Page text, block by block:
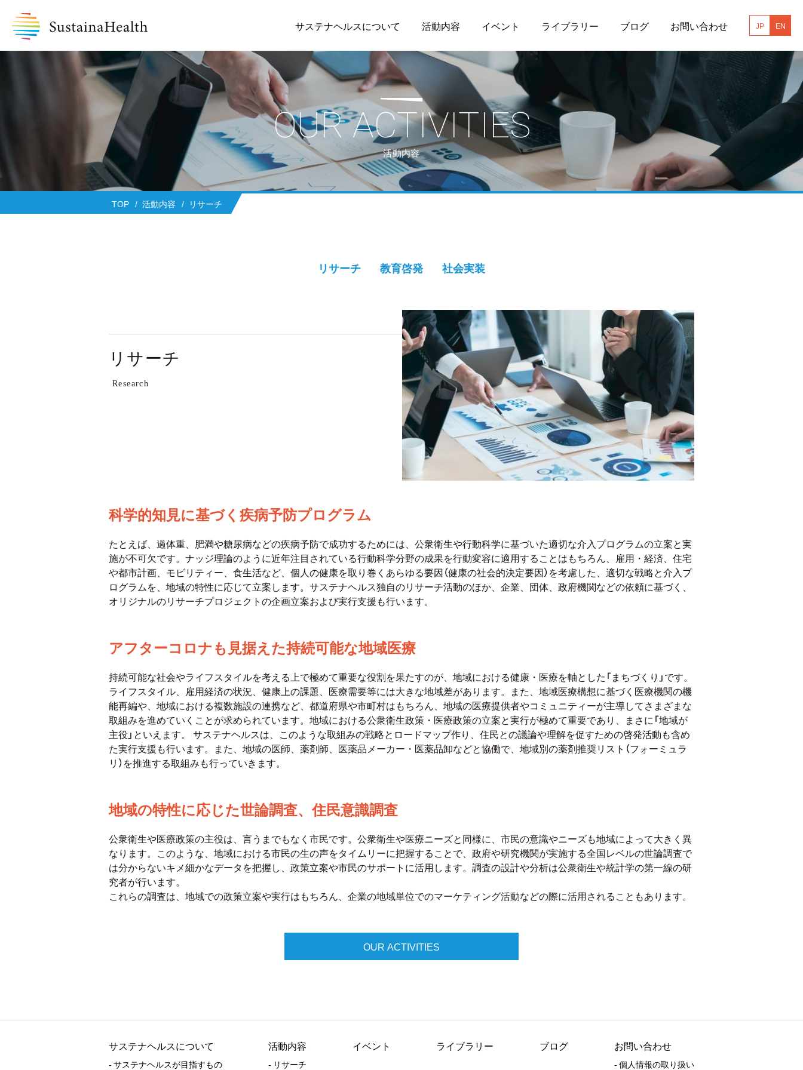
サステナヘルスについて 活動内容 イベント ライブラリー ブログ お問い合わせ JP EN
OUR ACTIVITIES
活動内容
TOP 活動内容 リサーチ
リサーチ 教育啓発 社会実装
リサーチ
Research
科学的知見に基づく疾病予防プログラム
たとえば、過体重、肥満や糖尿病などの疾病予防で成功するためには、公衆衛生や行動科学に基づいた適切な介入プログラムの立案と実
施が不可欠です。ナッジ理論のように近年注目されている行動科学分野の成果を行動変容に適用することはもちろん、雇用・経済、住宅
や都市計画、モビリティー、食生活など、個人の健康を取り巻くあらゆる要因（健康の社会的決定要因）を考慮した、適切な戦略と介入プ
ログラムを、地域の特性に応じて立案します。サステナヘルス独自のリサーチ活動のほか、企業、団体、政府機関などの依頼に基づく、
オリジナルのリサーチプロジェクトの企画立案および実行支援も行います。
アフターコロナも見据えた持続可能な地域医療
持続可能な社会やライフスタイルを考える上で極めて重要な役割を果たすのが、地域における健康・医療を軸とした「まちづくり」です。
ライフスタイル、雇用経済の状況、健康上の課題、医療需要等には大きな地域差があります。また、地域医療構想に基づく医療機関の機
能再編や、地域における複数施設の連携など、都道府県や市町村はもちろん、地域の医療提供者やコミュニティーが主導してさまざまな
取組みを進めていくことが求められています。地域における公衆衛生政策・医療政策の立案と実行が極めて重要であり、まさに「地域が
主役」といえます。 サステナヘルスは、このような取組みの戦略とロードマップ作り、住民との議論や理解を促すための啓発活動も含め
た実行支援も行います。また、地域の医師、薬剤師、医薬品メーカー・医薬品卸などと協働で、地域別の薬剤推奨リスト（フォーミュラ
リ）を推進する取組みも行っていきます。
地域の特性に応じた世論調査、住民意識調査
公衆衛生や医療政策の主役は、言うまでもなく市民です。公衆衛生や医療ニーズと同様に、市民の意識やニーズも地域によって大きく異
なります。このような、地域における市民の生の声をタイムリーに把握することで、政府や研究機関が実施する全国レベルの世論調査で
は分からないキメ細かなデータを把握し、政策立案や市民のサポートに活用します。調査の設計や分析は公衆衛生や統計学の第一線の研
究者が行います。
これらの調査は、地域での政策立案や実行はもちろん、企業の地域単位でのマーケティング活動などの際に活用されることもあります。
OUR ACTIVITIES
サステナヘルスについて
- サステナヘルスが目指すもの
活動内容
- リサーチ
イベント ライブラリー ブログ お問い合わせ
- 個人情報の取り扱い